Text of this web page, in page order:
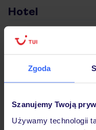
Zgoda
Szanujemy Twoją
Używamy technologii
Hotel
Opinie
Pokoje
Wyżywienie